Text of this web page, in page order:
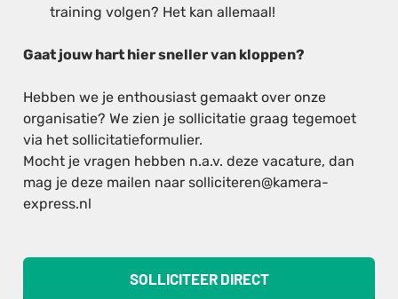
training volgen? Het kan allemaal!
Gaat jouw hart hier sneller van kloppen?
Hebben we je enthousiast gemaakt over onze
organisatie? We zien je sollicitatie graag tegemoet
via het sollicitatieformulier.
Mocht je vragen hebben n.a.v. deze vacature, dan
mag je deze mailen naar solliciteren@kamera-
express.nl
SOLLICITEER DIRECT